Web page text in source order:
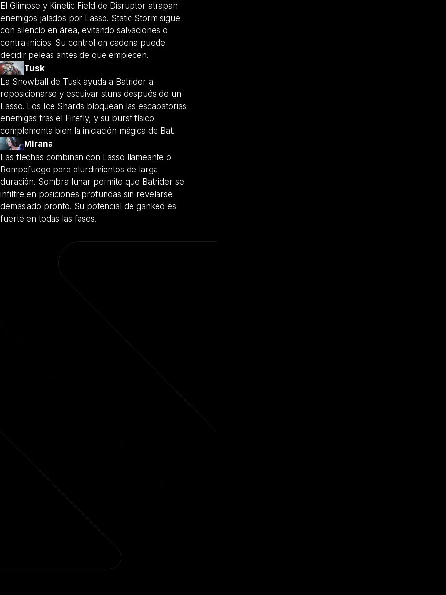
El Glimpse y Kinetic Field de Disruptor atrapan
enemigos jalados por Lasso. Static Storm sigue
con silencio en área, evitando salvaciones o
contra-inicios. Su control en cadena puede
decidir peleas antes de que empiecen.
Tusk
La Snowball de Tusk ayuda a Batrider a
reposicionarse y esquivar stuns después de un
Lasso. Los Ice Shards bloquean las escapatorias
enemigas tras el Firefly, y su burst físico
complementa bien la iniciación mágica de Bat.
Mirana
Las flechas combinan con Lasso llameante o
Rompefuego para aturdimientos de larga
duración. Sombra lunar permite que Batrider se
infiltre en posiciones profundas sin revelarse
demasiado pronto. Su potencial de gankeo es
fuerte en todas las fases.